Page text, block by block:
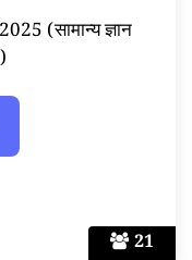
21
(सामान्य ज्ञान